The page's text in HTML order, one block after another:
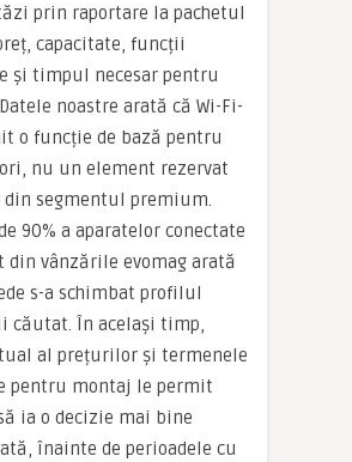
prin raportare la pachetul
capacitate, funcții
și timpul necesar pentru
noastre arată că Wi-Fi-
o funcție de bază pentru
nu un element rezervat
din segmentul premium.
90% a aparatelor conectate
din vânzările evomag arată
s-a schimbat profilul
căutat. În același timp,
al prețurilor și termenele
pentru montaj le permit
ia o decizie mai bine
înainte de perioadele cu